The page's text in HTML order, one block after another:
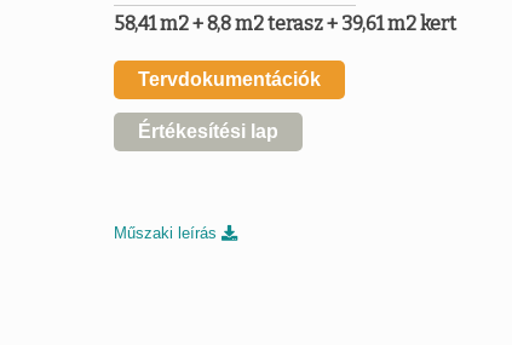
58,41 m2 + 8,8 m2 terasz + 39,61 m2 kert
Tervdokumentációk
Értékesítési lap
Műszaki leírás